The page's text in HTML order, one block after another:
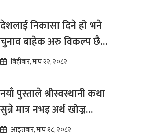
देशलाई निकासा दिने हो भने
चुनाव बाहेक अरु विकल्प छैन
: अष्टलक्ष्मी शाक्य
बिहीबार, माघ २२, २०८२
नयाँ पुस्ताले श्रीस्वस्थानी कथा
सुन्ने मात्र नभइ अर्थ खोज्न
थालेका छन : ज्योतिष तारा
आइतबार, माघ १८, २०८२